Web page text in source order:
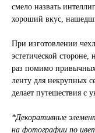
смело назвать
хороший вкус,
При изготовлении
эстетической
раз помимо
ленту для некрупных
делает путешествия с
*Декоративные
на фотографии по